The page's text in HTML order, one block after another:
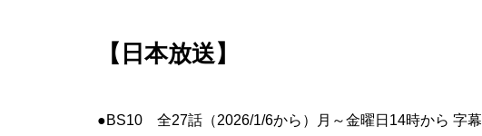
【日本放送】
●BS10 全27話（2026/1/6から）月～金曜日14時から 字幕